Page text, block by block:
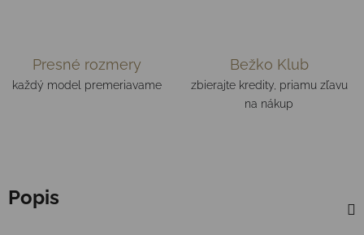
Presné rozmery
každý model premeriavame
Bežko Klub
zbierajte kredity, priamu zľavu
na nákup
Popis